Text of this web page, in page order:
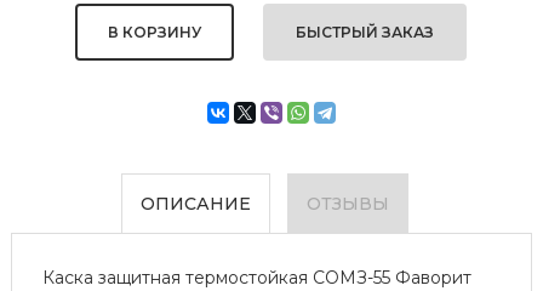
БЫСТРЫЙ ЗАКАЗ
ОПИСАНИЕ ОТЗЫВЫ
Каска защитная термостойкая СОМЗ-55 Фаворит